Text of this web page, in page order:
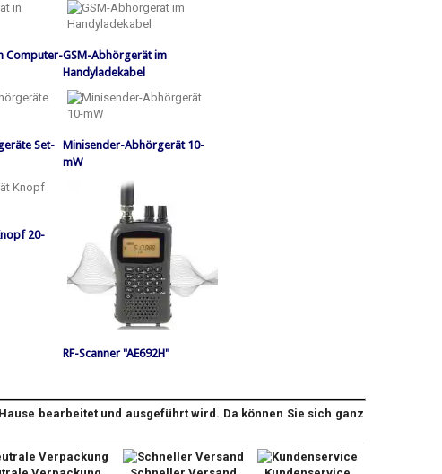
Computer-GSM-Abhörgerät im
Handyladekabel
Set-
Minisender-Abhörgerät 10-
mW
20-
RF-Scanner "AE692H"
bearbeitet und ausgeführt wird. Da können Sie sich ganz